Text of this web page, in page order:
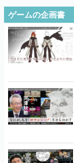
ゲームの企画書